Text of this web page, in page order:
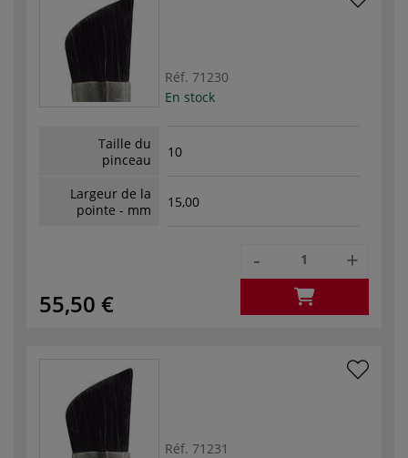
Réf. 71230
En stock
Taille du
pinceau
10
Largeur de la
pointe - mm
15,00
55,50 €
- +
Réf. 71231